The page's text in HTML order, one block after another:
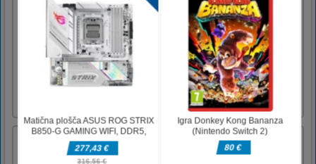
Projektna preobrazba
Ste pripravljeni narediti model za modno
snemanje? Izbrati morate njena oblačila, lase
in ozadje fotografije. Nato lahko okrasite
fotografijo in vidite rezultate glasovanja. V
glasovanju se boste pomerili s tremi
nasprotniki, izbrati morate najboljše, da boste
Mahjongg Shanghai
Igra Mahjongg Solitaire v 2D ali 3D. Za